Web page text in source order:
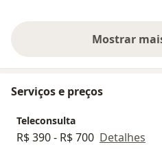
Mostrar
Serviços e preços
Teleconsulta
R$ 390 - R$ 700 Detalhes